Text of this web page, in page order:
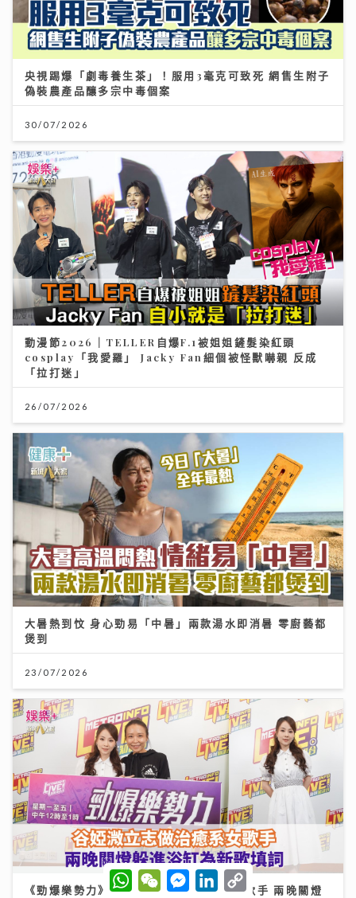
央視踢爆「劇毒養生茶」！服用3毫克可致死 網售生附子
偽裝農產品釀多宗中毒個案
30/07/2026
動漫節2026｜TELLER自爆F.1被姐姐鏟髮染紅頭
cosplay「我愛羅」 Jacky Fan細個被怪獸嚇親 反成
「拉打迷」
26/07/2026
大暑熱到忟 身心勁易「中暑」兩款湯水即消暑 零廚藝都
煲到
23/07/2026
《勁爆樂勢力》｜谷婭溦立志做治癒系女歌手 兩晚關燈
W
h
W
e
M
e
L
C
o